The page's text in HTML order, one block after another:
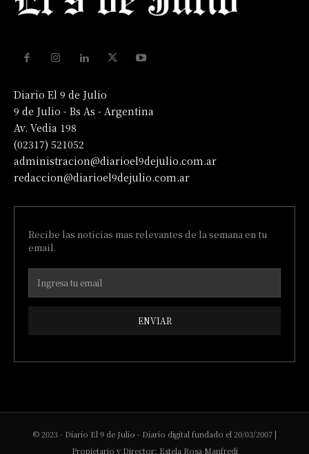
Diario El 9 de Julio
9 de Julio - Bs As - Argentina
Av. Vedia 198
(02317) 521052
administracion@diarioel9dejulio.com.ar
redaccion@diarioel9dejulio.com.ar
Recibe las noticias mas relevantes de la semana en tu
email.
ENVIAR
© 2023 - Diario El 9 de Julio - Diario digital fundado el 20/03/2007 |
Propietario y Director: Estela Rosa Manfredi